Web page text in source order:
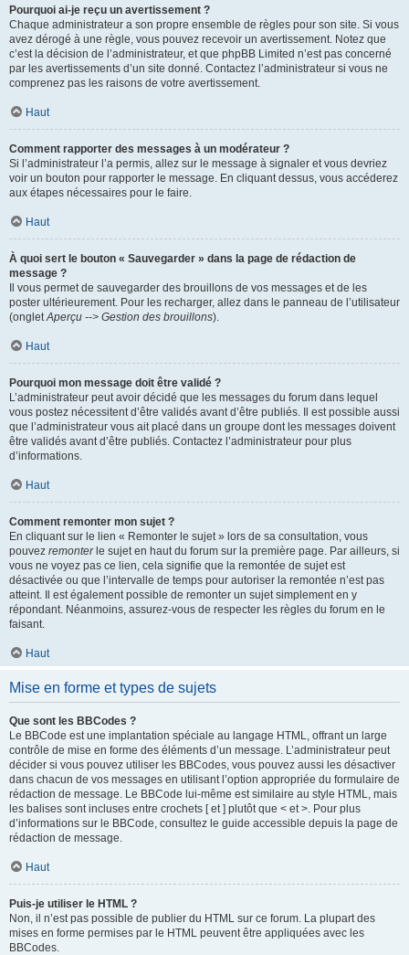
Pourquoi ai-je reçu un avertissement ?
Chaque administrateur a son propre ensemble de règles pour son site. Si vous
avez dérogé à une règle, vous pouvez recevoir un avertissement. Notez que
c’est la décision de l’administrateur, et que phpBB Limited n’est pas concerné
par les avertissements d’un site donné. Contactez l’administrateur si vous ne
comprenez pas les raisons de votre avertissement.
Haut
Comment rapporter des messages à un modérateur ?
Si l’administrateur l’a permis, allez sur le message à signaler et vous devriez
voir un bouton pour rapporter le message. En cliquant dessus, vous accéderez
aux étapes nécessaires pour le faire.
Haut
À quoi sert le bouton « Sauvegarder » dans la page de rédaction de
message ?
Il vous permet de sauvegarder des brouillons de vos messages et de les
poster ultérieurement. Pour les recharger, allez dans le panneau de l’utilisateur
(ongletAperçu --> Gestion des brouillons).
Haut
Pourquoi mon message doit être validé ?
L’administrateur peut avoir décidé que les messages du forum dans lequel
vous postez nécessitent d’être validés avant d’être publiés. Il est possible aussi
que l’administrateur vous ait placé dans un groupe dont les messages doivent
être validés avant d’être publiés. Contactez l’administrateur pour plus
d’informations.
Haut
Comment remonter mon sujet ?
En cliquant sur le lien « Remonter le sujet » lors de sa consultation, vous
pouvez remonterle sujet en haut du forum sur la première page. Par ailleurs, si
vous ne voyez pas ce lien, cela signifie que la remontée de sujet est
désactivée ou que l’intervalle de temps pour autoriser la remontée n’est pas
atteint. Il est également possible de remonter un sujet simplement en y
répondant. Néanmoins, assurez-vous de respecter les règles du forum en le
faisant.
Haut
Mise en forme et types de sujets
Que sont les BBCodes ?
Le BBCode est une implantation spéciale au langage HTML, offrant un large
contrôle de mise en forme des éléments d’un message. L’administrateur peut
décider si vous pouvez utiliser les BBCodes, vous pouvez aussi les désactiver
dans chacun de vos messages en utilisant l’option appropriée du formulaire de
rédaction de message. Le BBCode lui-même est similaire au style HTML, mais
les balises sont incluses entre crochets [ et ] plutôt que < et >. Pour plus
d’informations sur le BBCode, consultez le guide accessible depuis la page de
rédaction de message.
Haut
Puis-je utiliser le HTML ?
Non, il n’est pas possible de publier du HTML sur ce forum. La plupart des
mises en forme permises par le HTML peuvent être appliquées avec les
BBCodes.